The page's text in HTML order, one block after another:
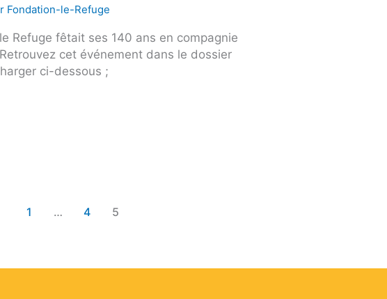
Fondation-le-Refuge
Refuge fêtait ses 140 ans en compagnie
cet événement dans le dossier
ci-dessous ;
1 … 4 5